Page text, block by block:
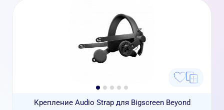
Крепление Audio Strap для Bigscreen Beyond